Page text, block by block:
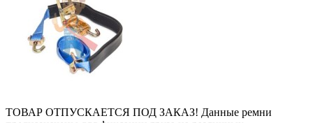
ТОВАР ОТПУСКАЕТСЯ ПОД ЗАКАЗ! Данные ремни